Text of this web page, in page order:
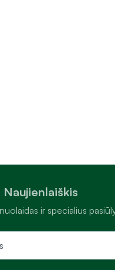
Naujienlaiškis
ir specialius